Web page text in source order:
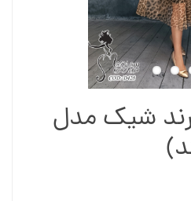
شیک مدل